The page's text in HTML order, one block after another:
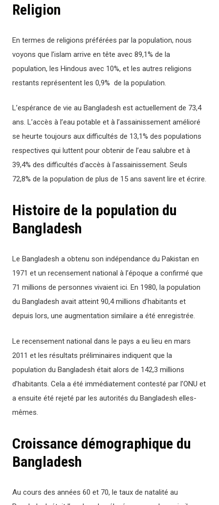
Religion
En termes de religions préférées par la population, nous
voyons que l’islam arrive en tête avec 89,1% de la
population, les Hindous avec 10%, et les autres religions
restants représentent les 0,9% de la population.
L’espérance de vie au Bangladesh est actuellement de 73,4
ans. L’accès à l’eau potable et à l’assainissement amélioré
se heurte toujours aux difficultés de 13,1% des populations
respectives qui luttent pour obtenir de l’eau salubre et à
39,4% des difficultés d’accès à l’assainissement. Seuls
72,8% de la population de plus de 15 ans savent lire et écrire.
Histoire de la population du
Bangladesh
Le Bangladesh a obtenu son indépendance du Pakistan en
1971 et un recensement national à l’époque a confirmé que
71 millions de personnes vivaient ici. En 1980, la population
du Bangladesh avait atteint 90,4 millions d’habitants et
depuis lors, une augmentation similaire a été enregistrée.
Le recensement national dans le pays a eu lieu en mars
2011 et les résultats préliminaires indiquent que la
population du Bangladesh était alors de 142,3 millions
d’habitants. Cela a été immédiatement contesté par l’ONU et
a ensuite été rejeté par les autorités du Bangladesh elles-
mêmes.
Croissance démographique du
Bangladesh
Au cours des années 60 et 70, le taux de natalité au